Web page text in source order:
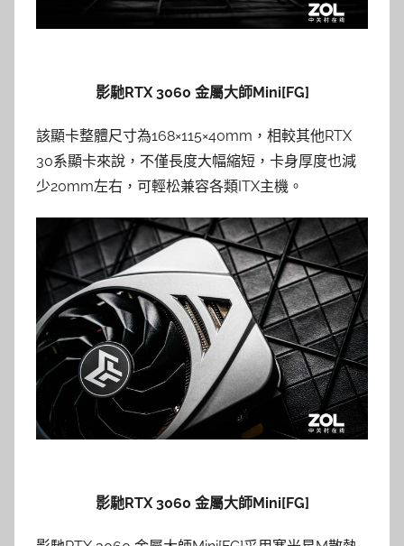
影馳RTX 3060 金屬大師Mini[FG]
該顯卡整體尺寸為168×115×40mm，相較其他RTX
30系顯卡來說，不僅長度大幅縮短，卡身厚度也減
少20mm左右，可輕松兼容各類ITX主機。
影馳RTX 3060 金屬大師Mini[FG]